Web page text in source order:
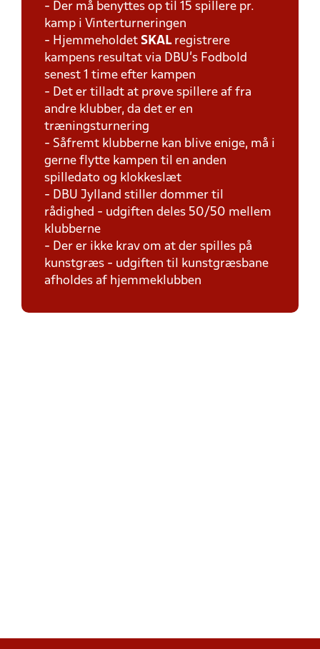
- Der må benyttes op til 15 spillere pr.
kamp i Vinterturneringen
- Hjemmeholdet SKAL registrere
kampens resultat via DBU's Fodbold
senest 1 time efter kampen
- Det er tilladt at prøve spillere af fra
andre klubber, da det er en
træningsturnering
- Såfremt klubberne kan blive enige, må i
gerne flytte kampen til en anden
spilledato og klokkeslæt
- DBU Jylland stiller dommer til
rådighed - udgiften deles 50/50 mellem
klubberne
- Der er ikke krav om at der spilles på
kunstgræs - udgiften til kunstgræsbane
afholdes af hjemmeklubben